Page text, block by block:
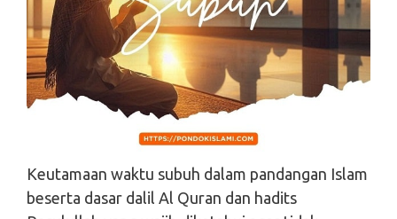
Keutamaan waktu subuh dalam pandangan Islam
beserta dasar dalil Al Quran dan hadits